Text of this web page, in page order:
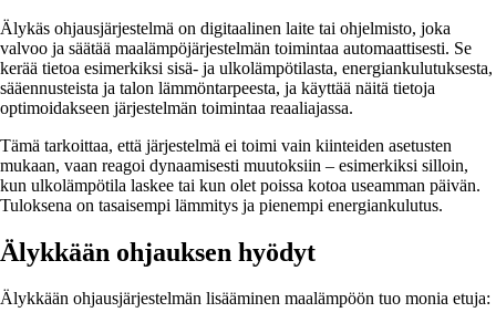
Älykäs ohjausjärjestelmä on digitaalinen laite tai ohjelmisto, joka
valvoo ja säätää maalämpöjärjestelmän toimintaa automaattisesti. Se
kerää tietoa esimerkiksi sisä- ja ulkolämpötilasta, energiankulutuksesta,
sääennusteista ja talon lämmöntarpeesta, ja käyttää näitä tietoja
optimoidakseen järjestelmän toimintaa reaaliajassa.
Tämä tarkoittaa, että järjestelmä ei toimi vain kiinteiden asetusten
mukaan, vaan reagoi dynaamisesti muutoksiin – esimerkiksi silloin,
kun ulkolämpötila laskee tai kun olet poissa kotoa useamman päivän.
Tuloksena on tasaisempi lämmitys ja pienempi energiankulutus.
Älykkään ohjauksen hyödyt
Älykkään ohjausjärjestelmän lisääminen maalämpöön tuo monia etuja: